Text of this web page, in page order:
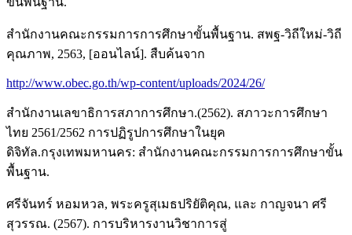
สำนักงานคณะกรรมการการศึกษาขั้นพื้นฐาน. สพฐ-วิถีใหม่-วิถี
คุณภาพ, 2563, [ออนไลน์]. สืบค้นจาก
http://www.obec.go.th/wp-content/uploads/2024/26/
สำนักงานเลขาธิการสภาการศึกษา.(2562). สภาวะการศึกษา
ไทย 2561/2562 การปฏิรูปการศึกษาในยุค
ดิจิทัล.กรุงเทพมหานคร: สำนักงานคณะกรรมการการศึกษาขั้น
พื้นฐาน.
ศรีจันทร์ หอมหวล, พระครูสุเมธปริยัติคุณ, และ กาญจนา ศรี
สุวรรณ. (2567). การบริหารงานวิชาการสู่